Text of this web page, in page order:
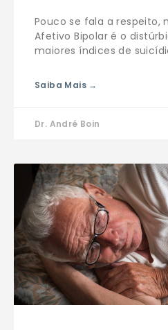
Pouco se fala a respeito,
Afetivo Bipolar é o
maiores índices de
Saiba Mais →
Dr. André Boin